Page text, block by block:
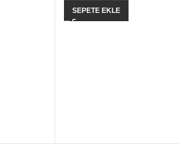
SEPETE EKLE